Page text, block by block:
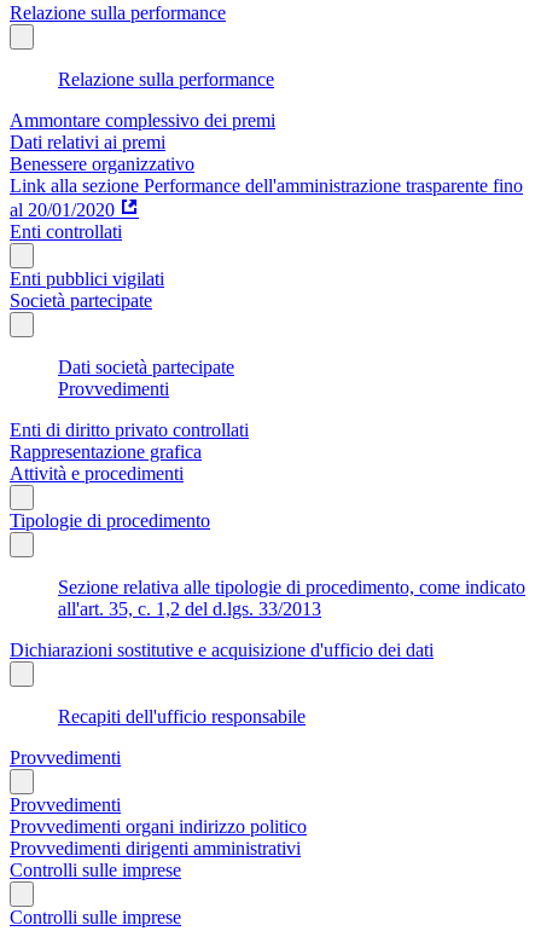
Relazione sulla performance
Relazione sulla performance
Ammontare complessivo dei premi
Dati relativi ai premi
Benessere organizzativo
Link alla sezione Performance dell'amministrazione trasparente fino
al 20/01/2020
Enti controllati
Enti pubblici vigilati
Società partecipate
Dati società partecipate
Provvedimenti
Enti di diritto privato controllati
Rappresentazione grafica
Attività e procedimenti
Tipologie di procedimento
Sezione relativa alle tipologie di procedimento, come indicato
all'art. 35, c. 1,2 del d.lgs. 33/2013
Dichiarazioni sostitutive e acquisizione d'ufficio dei dati
Recapiti dell'ufficio responsabile
Provvedimenti
Provvedimenti
Provvedimenti organi indirizzo politico
Provvedimenti dirigenti amministrativi
Controlli sulle imprese
Controlli sulle imprese